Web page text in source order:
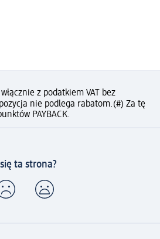
z podatkiem VAT bez
nie podlega rabatom.(#) Za tę
PAYBACK.
ta strona?